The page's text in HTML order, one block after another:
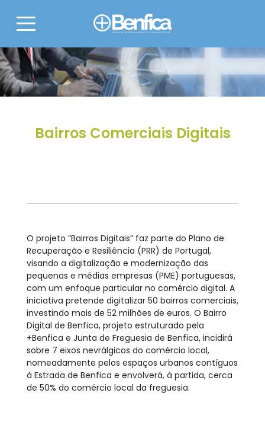
Bairros Comerciais Digitais
O projeto “Bairros Digitais” faz parte do Plano de
Recuperação e Resiliência (PRR) de Portugal,
visando a digitalização e modernização das
pequenas e médias empresas (PME) portuguesas,
com um enfoque particular no comércio digital. A
iniciativa pretende digitalizar 50 bairros comerciais,
investindo mais de 52 milhões de euros. O Bairro
Digital de Benfica, projeto estruturado pela
+Benfica e Junta de Freguesia de Benfica, incidirá
sobre 7 eixos nevrálgicos do comércio local,
nomeadamente pelos espaços urbanos contíguos
à Estrada de Benfica e envolverá, à partida, cerca
de 50% do comércio local da freguesia.